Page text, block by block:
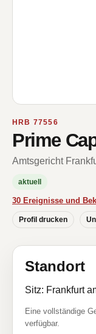
HRB 77556
Prime
Amtsgericht
aktuell
30 Ereignisse und
Profil drucken
Standort
Sitz: Frankfurt
Eine vollständige
verfügbar.